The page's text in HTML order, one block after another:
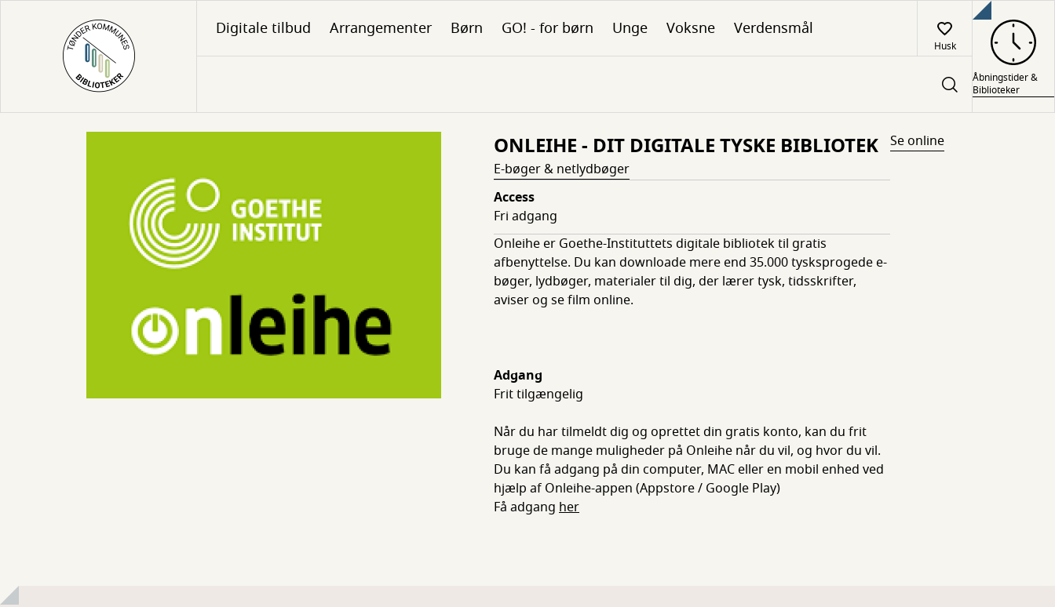
hovedindhold
Digitale tilbud Arrangementer Børn GO! - for børn Unge Voksne Verdensmål
Husk
Åbningstider &
Biblioteker
ONLEIHE - DIT DIGITALE TYSKE BIBLIOTEK
E-bøger & netlydbøger
Access
Fri adgang
Onleihe er Goethe-Instituttets digitale bibliotek til gratis
afbenyttelse. Du kan downloade mere end 35.000 tysksprogede e-
bøger, lydbøger, materialer til dig, der lærer tysk, tidsskrifter,
aviser og se film online.
Adgang
Frit tilgængelig
Når du har tilmeldt dig og oprettet din gratis konto, kan du frit
bruge de mange muligheder på Onleihe når du vil, og hvor du vil.
Du kan få adgang på din computer, MAC eller en mobil enhed ved
hjælp af Onleihe-appen (Appstore / Google Play)
Få adgang her
Se online